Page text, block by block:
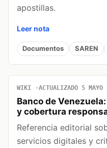
apostillas.
Leer nota
Documentos SAREN
WIKI ACTUALIZADO 5 MAYO
Banco de
y cobertura
Referencia editorial
servicios digitales y